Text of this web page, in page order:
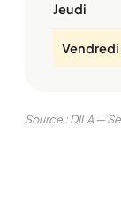
Jeudi
Source : DILA —